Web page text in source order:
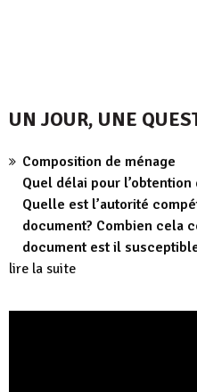
UN JOUR, UNE
Composition de ménage
Quel délai pour
Quelle est l’autorité
document? Combien cela
document est il
lire la suite